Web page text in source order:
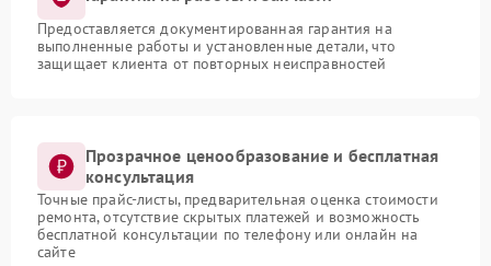
Предоставляется документированная гарантия на
выполненные работы и установленные детали, что
защищает клиента от повторных неисправностей
Прозрачное ценообразование и бесплатная
консультация
Точные прайс-листы, предварительная оценка стоимости
ремонта, отсутствие скрытых платежей и возможность
бесплатной консультации по телефону или онлайн на
сайте